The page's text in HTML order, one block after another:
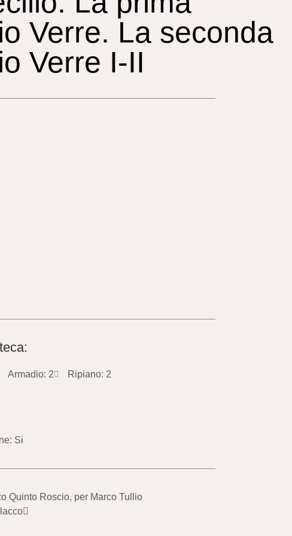
Verre. La seconda
Verre I-II
Armadio: 2 Ripiano: 2
Si
Quinto Roscio, per Marco Tullio